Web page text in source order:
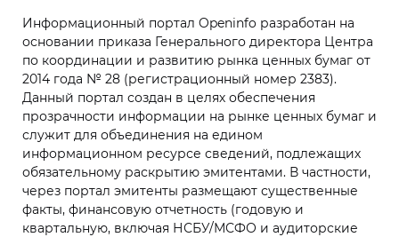
Информационный портал Openinfo разработан на
основании приказа Генерального директора Центра
по координации и развитию рынка ценных бумаг от
2014 года № 28 (регистрационный номер 2383).
Данный портал создан в целях обеспечения
прозрачности информации на рынке ценных бумаг и
служит для объединения на едином
информационном ресурсе сведений, подлежащих
обязательному раскрытию эмитентами. В частности,
через портал эмитенты размещают существенные
факты, финансовую отчетность (годовую и
квартальную, включая НСБУ/МСФО и аудиторские